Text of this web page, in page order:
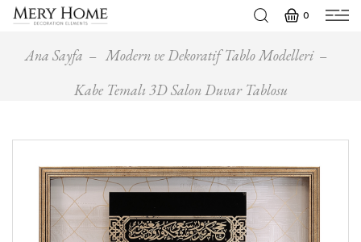
0
Ana Sayfa
Modern ve Dekoratif Tablo Modelleri
Kabe Temalı 3D Salon Duvar Tablosu